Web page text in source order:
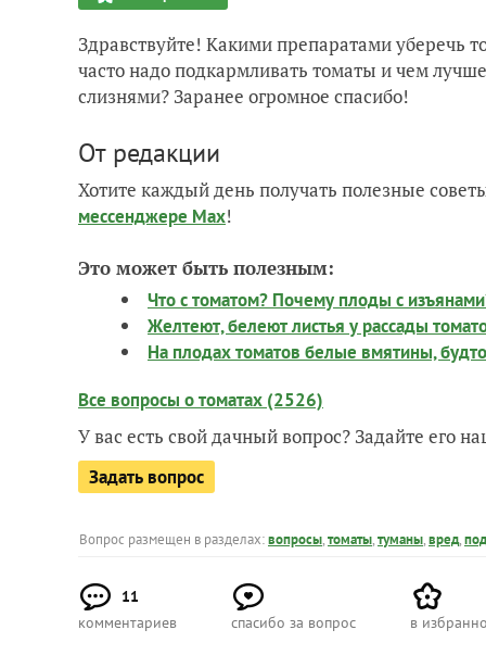
Здравствуйте! Какими препаратами уберечь
часто надо подкармливать томаты и чем
слизнями? Заранее огромное спасибо!
От редакции
Хотите каждый день получать полезные
мессенджере Max!
Это может быть полезным:
Что с томатом? Почему плоды с
Желтеют, белеют листья у рассады
На плодах томатов белые вмятины,
Все вопросы о томатах (2526)
У вас есть свой дачный вопрос? Задайте его
Задать вопрос
Вопрос размещен в разделах:вопросы,томаты,туманы,вред,
11
комментариев
спасибо за вопрос в